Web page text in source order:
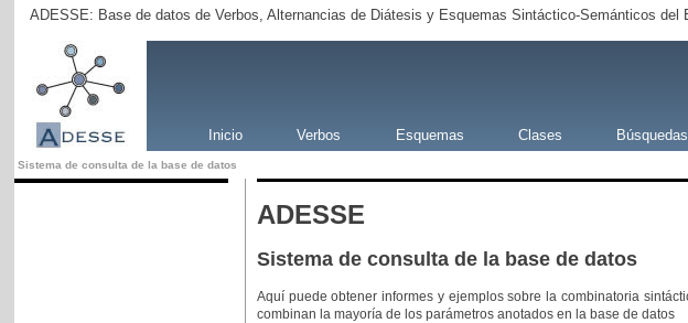
ADESSE: Base de datos de Verbos, Alternancias de Diátesis y Esquemas Sintáctico-Semánticos del
Inicio Verbos Esquemas Clases
Sistema de consulta de la base de datos
ADESSE
Sistema de consulta de la base de datos
Aquí puede obtener informes y ejemplos sobre la combinatoria
combinan la mayoría de los parámetros anotados en la base de datos